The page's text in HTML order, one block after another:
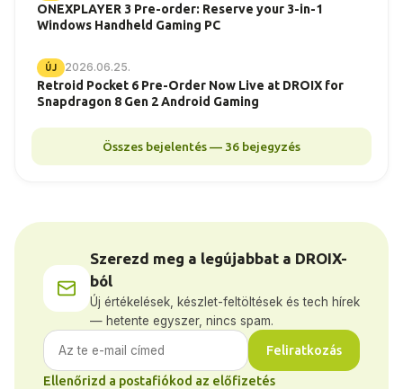
ONEXPLAYER 3 Pre-order: Reserve your 3-in-1
Windows Handheld Gaming PC
ÚJ 2026.06.25.
Retroid Pocket 6 Pre-Order Now Live at DROIX for
Snapdragon 8 Gen 2 Android Gaming
Összes bejelentés — 36 bejegyzés
Szerezd meg a legújabbat a DROIX-
ból
Új értékelések, készlet-feltöltések és tech hírek
— hetente egyszer, nincs spam.
Feliratkozás
Ellenőrizd a postafiókod az előfizetés